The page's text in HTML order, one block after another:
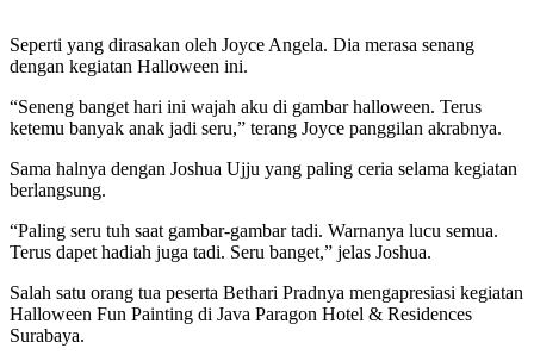
Seperti yang dirasakan oleh Joyce Angela. Dia merasa senang
dengan kegiatan Halloween ini.
“Seneng banget hari ini wajah aku di gambar halloween. Terus
ketemu banyak anak jadi seru,” terang Joyce panggilan akrabnya.
Sama halnya dengan Joshua Ujju yang paling ceria selama kegiatan
berlangsung.
“Paling seru tuh saat gambar-gambar tadi. Warnanya lucu semua.
Terus dapet hadiah juga tadi. Seru banget,” jelas Joshua.
Salah satu orang tua peserta Bethari Pradnya mengapresiasi kegiatan
Halloween Fun Painting di Java Paragon Hotel & Residences
Surabaya.